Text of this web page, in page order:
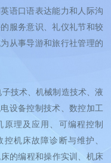
语口语表达能力和人际沟
服务意识、礼仪礼节和较
从事导游和旅行社管理的
技术、机械制造技术、液
设备控制技术、数控加工
原理及应用、可编程控制
机床故障诊断与维护、
的编程和操作实训、机床